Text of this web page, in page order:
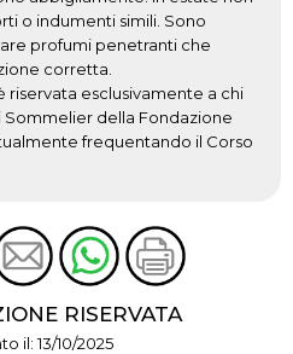
o indumenti simili. Sono
profumi penetranti che
corretta.
riservata esclusivamente a chi
della Fondazione
frequentando il Corso
RISERVATA
il: 13/10/2025